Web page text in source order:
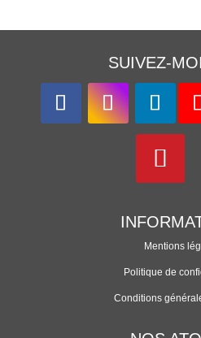
SUIVEZ-
Mentions
Politique de
Conditions